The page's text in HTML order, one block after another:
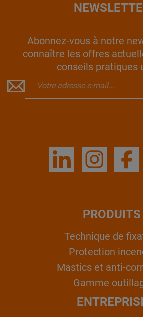
Abonnez-vous à notre
connaître les offres
conseils pratiques
PRODUITS
Technique de
Protection
Mastics et anti-
Gamme